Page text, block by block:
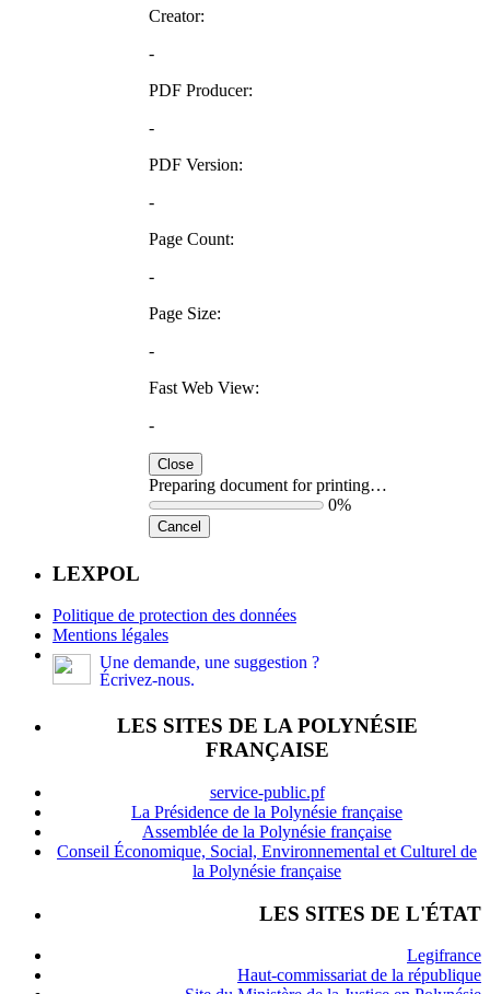
Creator:
-
PDF Producer:
-
PDF Version:
-
Page Count:
-
Page Size:
-
Fast Web View:
-
Close
Preparing document for printing…
0%
Cancel
LEXPOL
Politique de protection des données
Mentions légales
Une demande, une suggestion ?
Écrivez-nous.
LES SITES DE LA POLYNÉSIE
FRANÇAISE
service-public.pf
La Présidence de la Polynésie française
Assemblée de la Polynésie française
Conseil Économique, Social, Environnemental et Culturel de
la Polynésie française
LES SITES DE L'ÉTAT
Legifrance
Haut-commissariat de la république